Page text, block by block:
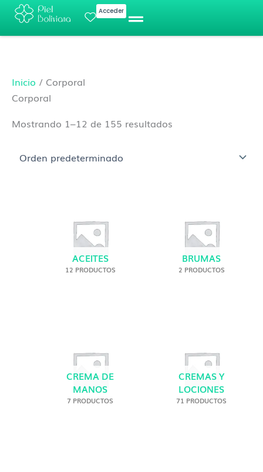
contenido
Acceder
Inicio / Corporal
Corporal
Mostrando 1–12 de 155 resultados
ACEITES
12 PRODUCTOS
BRUMAS
2 PRODUCTOS
CREMA DE
MANOS
7 PRODUCTOS
CREMAS Y
LOCIONES
71 PRODUCTOS